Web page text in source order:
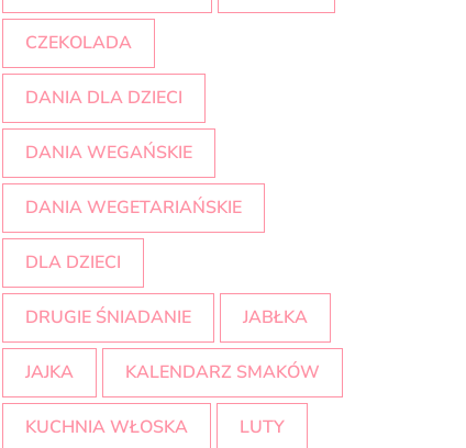
CZEKOLADA
DANIA DLA DZIECI
DANIA WEGAŃSKIE
DANIA WEGETARIAŃSKIE
DLA DZIECI
DRUGIE ŚNIADANIE JABŁKA
JAJKA KALENDARZ SMAKÓW
KUCHNIA WŁOSKA LUTY